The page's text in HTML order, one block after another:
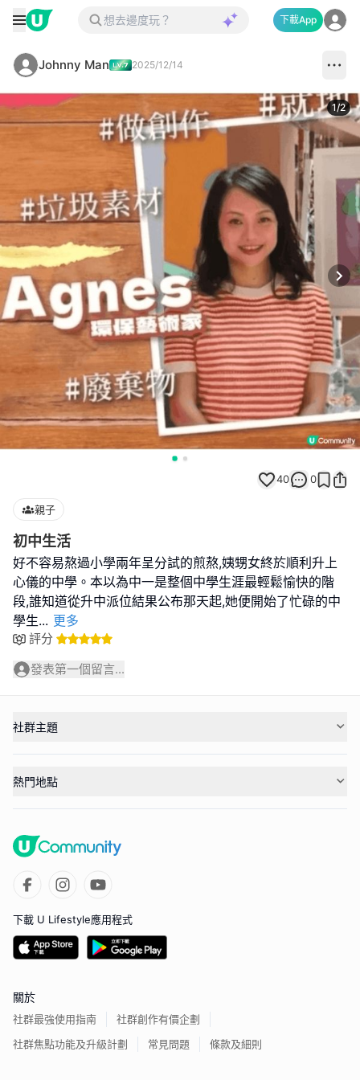
下載App
Johnny Man 2025/12/14
1/2
40 0
親子
初中生活
好不容易熬過小學兩年呈分試的煎熬,姨甥女終於順利升上
心儀的中學。本以為中一是整個中學生涯最輕鬆愉快的階
段,誰知道從升中派位結果公布那天起,她便開始了忙碌的中
學生... 更多
評分
發表第一個留言...
社群主題
熱門地點
下載 U Lifestyle應用程式
關於
社群最強使用指南
社群創作有價企劃
社群焦點功能及升級計劃
常見問題 條款及細則